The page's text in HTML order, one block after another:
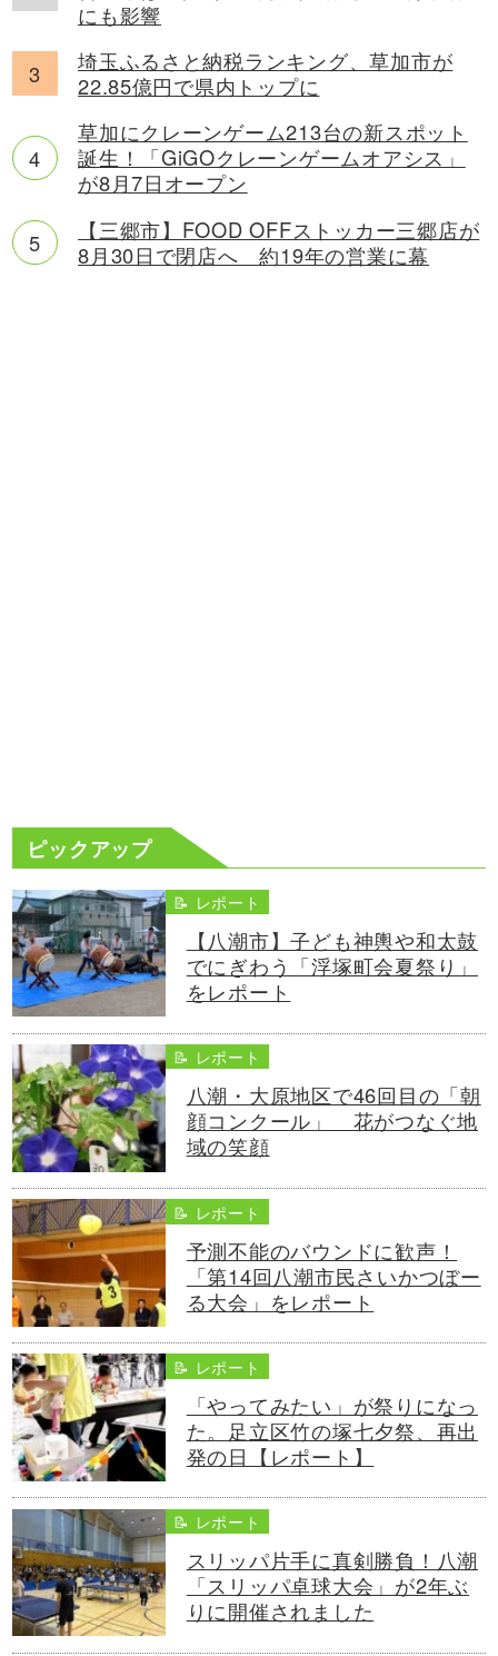
にも影響
埼玉ふるさと納税ランキング、草加市が
22.85億円で県内トップに
草加にクレーンゲーム213台の新スポット
誕生！「GiGOクレーンゲームオアシス」
が8月7日オープン
【三郷市】FOOD OFFストッカー三郷店が
8月30日で閉店へ 約19年の営業に幕
ピックアップ
📝 レポート
【八潮市】子ども神輿や和太鼓
でにぎわう「浮塚町会夏祭り」
をレポート
📝 レポート
八潮・大原地区で46回目の「朝
顔コンクール」 花がつなぐ地
域の笑顔
📝 レポート
予測不能のバウンドに歓声！
「第14回八潮市民さいかつぼー
る大会」をレポート
📝 レポート
「やってみたい」が祭りになっ
た。足立区竹の塚七夕祭、再出
発の日【レポート】
📝 レポート
スリッパ片手に真剣勝負！八潮
「スリッパ卓球大会」が2年ぶ
りに開催されました